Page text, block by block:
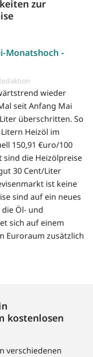
zur
Monatshoch -
wieder
seit Anfang Mai
überschritten. So
Heizöl im
150,91 €uro/100
sind die Heizölpreise
30 Cent/Liter
ist keine
sind auf ein neues
Öl- und
sich auf einem
Euroraum zusätzlich
kostenlosen
verschiedenen